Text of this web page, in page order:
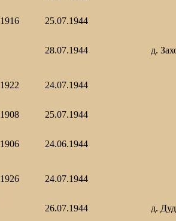
1916 25.07.1944
28.07.1944 д.
1922 24.07.1944
1908 25.07.1944
1906 24.06.1944
1926 24.07.1944
26.07.1944 д.